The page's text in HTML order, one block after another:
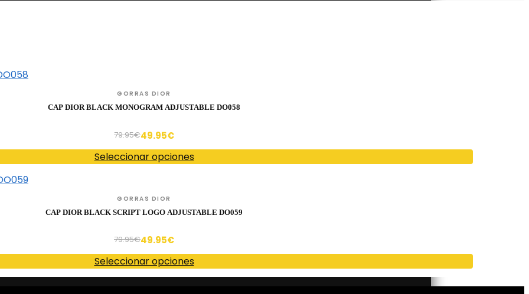
GORRAS DIOR
CAP DIOR BLACK MONOGRAM ADJUSTABLE DO058
79.95€49.95€
Seleccionar opciones
GORRAS DIOR
CAP DIOR BLACK SCRIPT LOGO ADJUSTABLE DO059
79.95€49.95€
Seleccionar opciones